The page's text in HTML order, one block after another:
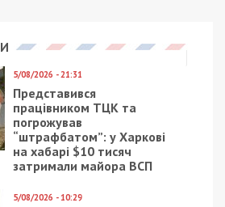
5/08/2026 - 21:31
Представився
працівником ТЦК та
погрожував
“штрафбатом”: у Харкові
на хабарі $10 тисяч
затримали майора ВСП
5/08/2026 - 10:29